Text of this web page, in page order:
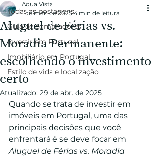
Todas as postagens
Guia de compradores
Investir em Portugal
Imobiliário em Portugal
Estilo de vida e localização
Aluguel de Férias vs.
Moradia Permanente:
escolhendo o investimento
certo
Aqua Vista
1 de mar. de 2025 4 min de leitura
Atualizado: 29 de abr. de 2025
Quando se trata de investir em
imóveis em Portugal, uma das
principais decisões que você
enfrentará é se deve focar em
Aluguel de Férias vs. Moradia